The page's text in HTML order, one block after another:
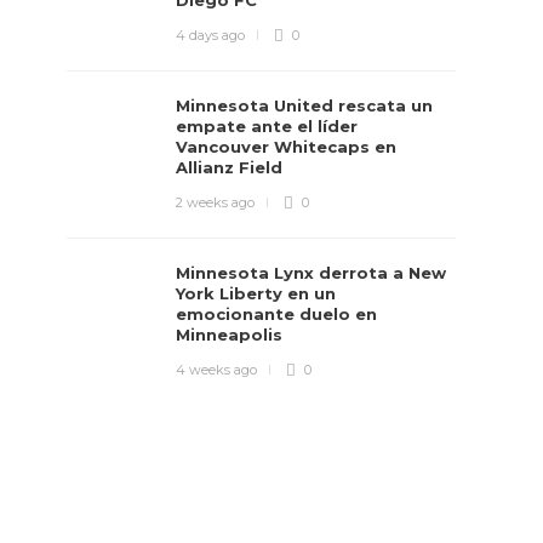
4 days ago 0
Minnesota United rescata un
empate ante el líder
Vancouver Whitecaps en
Allianz Field
2 weeks ago 0
Minnesota Lynx derrota a New
York Liberty en un
emocionante duelo en
Minneapolis
4 weeks ago 0